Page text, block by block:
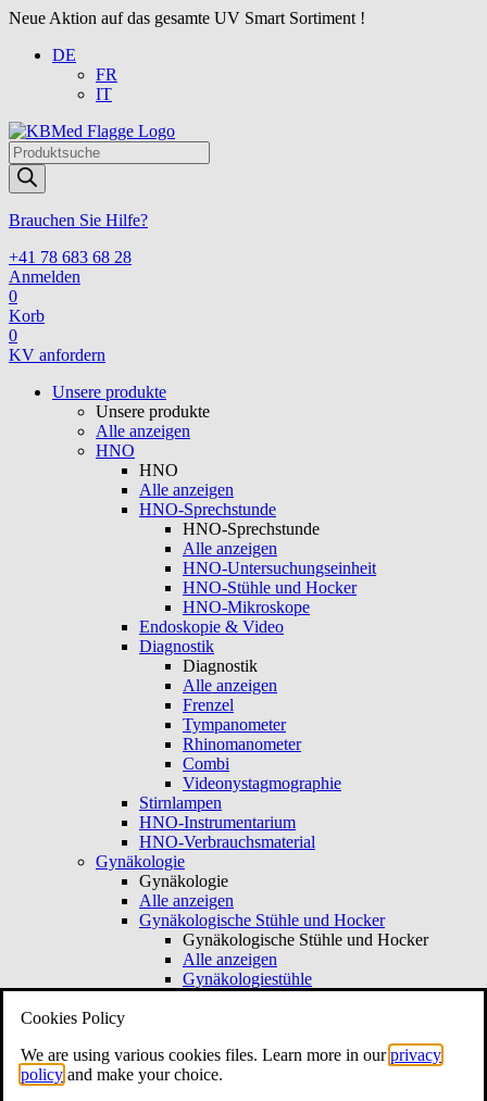
Neue Aktion auf das gesamte UV Smart Sortiment !
DE
FR
IT
Products
search
Brauchen Sie Hilfe?
+41 78 683 68 28
Anmelden
0
Korb
0
KV anfordern
Unsere produkte
Unsere produkte
Alle anzeigen
HNO
HNO
Alle anzeigen
HNO-Sprechstunde
HNO-Sprechstunde
Alle anzeigen
HNO-Untersuchungseinheit
HNO-Stühle und Hocker
HNO-Mikroskope
Endoskopie & Video
Diagnostik
Diagnostik
Alle anzeigen
Frenzel
Tympanometer
Rhinomanometer
Combi
Videonystagmographie
Stirnlampen
HNO-Instrumentarium
HNO-Verbrauchsmaterial
Gynäkologie
Gynäkologie
Alle anzeigen
Gynäkologische Stühle und Hocker
Gynäkologische Stühle und Hocker
Alle anzeigen
Gynäkologiestühle
Alle anzeigen
Kolposkope
Cookies Policy
We are using various cookies files. Learn more in ourprivacy
policy and make your choice.